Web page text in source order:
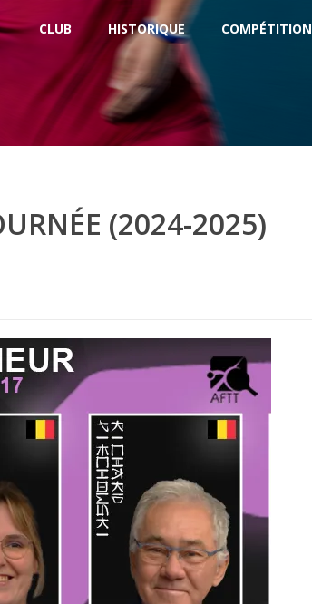
CLUB HISTORIQUE COMPÉTITION
(2024-2025)